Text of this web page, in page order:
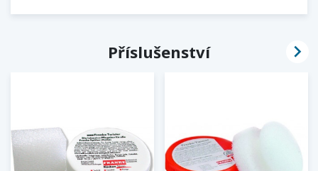
Příslušenství 